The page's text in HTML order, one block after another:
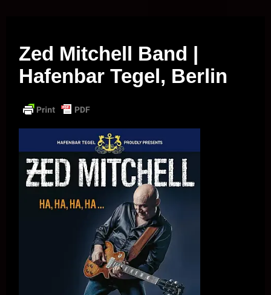
Zed Mitchell Band |
Hafenbar Tegel, Berlin